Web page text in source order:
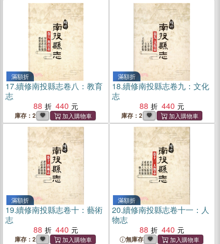
滿額折
17.續修南投縣志卷八：教育
志
88
440
庫存：2
滿額折
18.續修南投縣志卷九：文化
志
88
440
庫存：2
滿額折
19.續修南投縣志卷十：藝術
志
88
440
庫存：2
滿額折
20.續修南投縣志卷十一：人
物志
88
440
無庫存